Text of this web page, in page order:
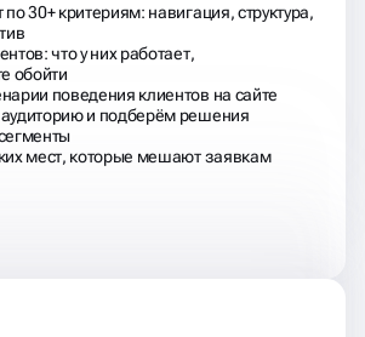
30+ критериям: навигация, структура,
что у них работает,
обойти
поведения клиентов на сайте
и подберём решения
мест, которые мешают заявкам